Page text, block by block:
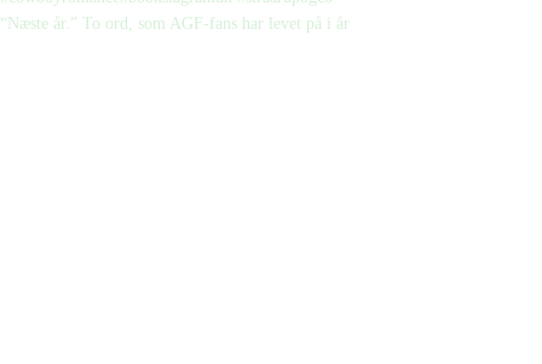
“Næste år.” To ord, som AGF-fans har levet på i år